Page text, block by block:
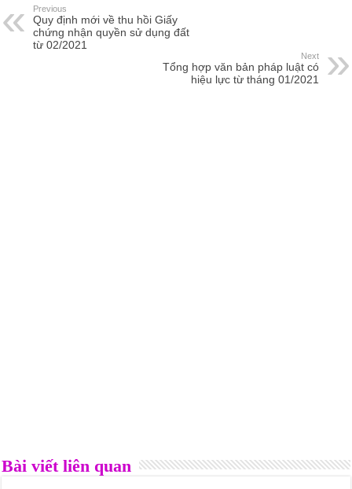
Previous
Quy định mới về thu hồi Giấy
chứng nhận quyền sử dụng đất
từ 02/2021
Next
Tổng hợp văn bản pháp luật có
hiệu lực từ tháng 01/2021
Bài viết liên quan